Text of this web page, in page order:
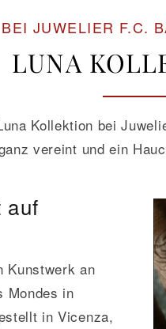
JUWELIER F.C.
LUNA
Kollektion bei
vereint und ein
auf
Kunstwerk an
Mondes in
in Vicenza,